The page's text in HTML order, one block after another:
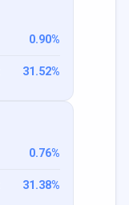
0.90%
31.52%
0.76%
31.38%